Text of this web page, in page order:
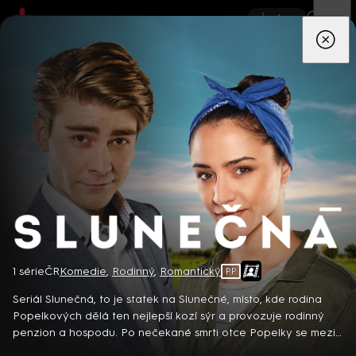
App
Filmy Děti
Slunečná
1 sérieČRKomedie, Rodinný, Romantický PP
Seriál Slunečná, to je statek na Slunečné, místo, kde rodina
Popelkových dělá ten nejlepší kozí sýr a provozuje rodinný
penzion a hospodu. Po nečekané smrti otce Popelky se mezi
prima+
Detektiv Karl Alberg přijíždí do přímořského městečka Gibsons,
aby zde převzal vedení místní policie a začal nový život po
bolestivém rozvodu. Společně se svým týmem odhaluje temná
tajemství, která narušují poklidnou atmosféru komunity a
současně se snaží zvládnout komplikovaný vztah s dospívající
8 epizod